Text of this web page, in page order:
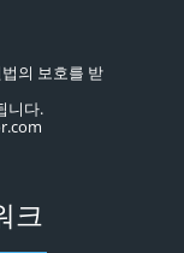
의 보호를 받
니다.
크